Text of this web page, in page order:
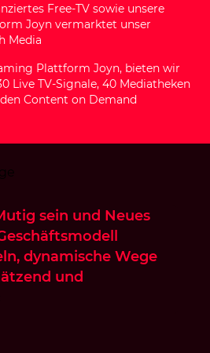
Free-TV sowie unsere
Joyn vermarktet unser
Media
Plattform Joyn, bieten wir
Live TV-Signale, 40 Mediatheken
Content on Demand
sein und Neues
dynamische Wege
und